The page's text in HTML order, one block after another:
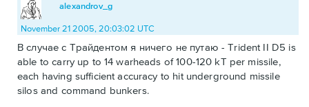
alexandrov_g
November 21 2005, 20:03:02 UTC
В случае с Трайдентом я ничего не путаю - Trident II D5 is
able to carry up to 14 warheads of 100-120 kT per missile,
each having sufficient accuracy to hit underground missile
silos and command bunkers.